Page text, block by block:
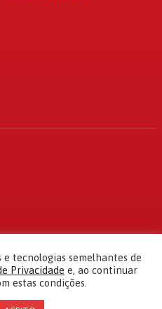
direitos reservados
tecnologias semelhantes de
Privacidade e, ao continuar
estas condições.